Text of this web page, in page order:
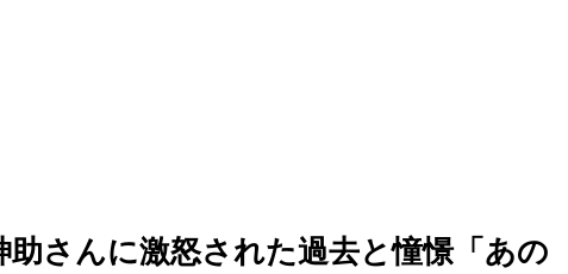
さんに激怒された過去と憧憬「あの